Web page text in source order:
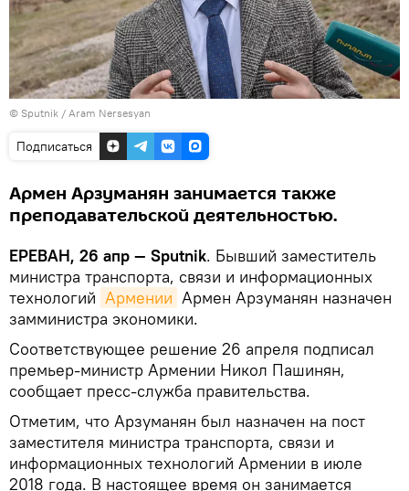
© Sputnik / Aram Nersesyan
Подписаться
Армен Арзуманян занимается также
преподавательской деятельностью.
ЕРЕВАН, 26 апр — Sputnik. Бывший заместитель
министра транспорта, связи и информационных
технологий Армении Армен Арзуманян назначен
замминистра экономики.
Соответствующее решение 26 апреля подписал
премьер-министр Армении Никол Пашинян,
сообщает пресс-служба правительства.
Отметим, что Арзуманян был назначен на пост
заместителя министра транспорта, связи и
информационных технологий Армении в июле
2018 года. В настоящее время он занимается